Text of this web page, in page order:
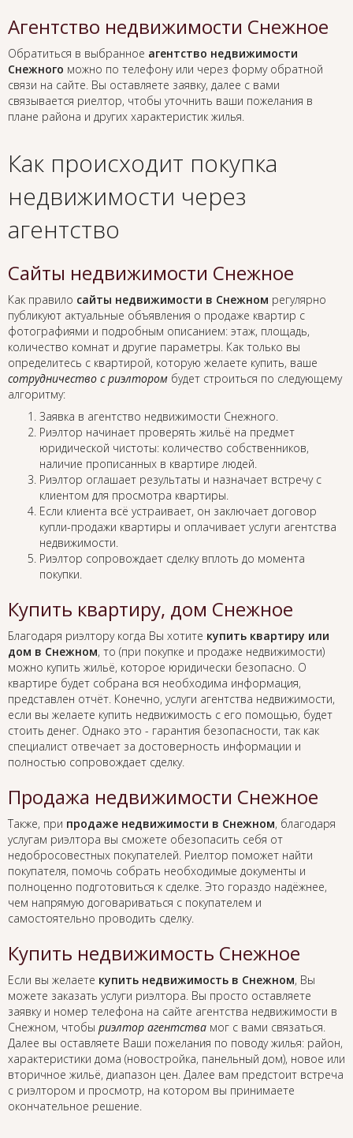
Агентство недвижимости Снежное
Обратиться в выбранное агентство недвижимости
Снежного можно по телефону или через форму обратной
связи на сайте. Вы оставляете заявку, далее с вами
связывается риелтор, чтобы уточнить ваши пожелания в
плане района и других характеристик жилья.
Как происходит покупка
недвижимости через
агентство
Сайты недвижимости Снежное
Как правило сайты недвижимости в Снежном регулярно
публикуют актуальные объявления о продаже квартир с
фотографиями и подробным описанием: этаж, площадь,
количество комнат и другие параметры. Как только вы
определитесь с квартирой, которую желаете купить, ваше
сотрудничество с риэлтором будет строиться по следующему
алгоритму:
Заявка в агентство недвижимости Снежного.
Риэлтор начинает проверять жильё на предмет
юридической чистоты: количество собственников,
наличие прописанных в квартире людей.
Риэлтор оглашает результаты и назначает встречу с
клиентом для просмотра квартиры.
Если клиента всё устраивает, он заключает договор
купли-продажи квартиры и оплачивает услуги агентства
недвижимости.
Риэлтор сопровождает сделку вплоть до момента
покупки.
Купить квартиру, дом Снежное
Благодаря риэлтору когда Вы хотите купить квартиру или
дом в Снежном, то (при покупке и продаже недвижимости)
можно купить жильё, которое юридически безопасно. О
квартире будет собрана вся необходима информация,
представлен отчёт. Конечно, услуги агентства недвижимости,
если вы желаете купить недвижимость с его помощью, будет
стоить денег. Однако это - гарантия безопасности, так как
специалист отвечает за достоверность информации и
полностью сопровождает сделку.
Продажа недвижимости Снежное
Также, при продаже недвижимости в Снежном, благодаря
услугам риэлтора вы сможете обезопасить себя от
недобросовестных покупателей. Риелтор поможет найти
покупателя, помочь собрать необходимые документы и
полноценно подготовиться к сделке. Это гораздо надёжнее,
чем напрямую договариваться с покупателем и
самостоятельно проводить сделку.
Купить недвижимость Снежное
Если вы желаете купить недвижимость в Снежном, Вы
можете заказать услуги риэлтора. Вы просто оставляете
заявку и номер телефона на сайте агентства недвижимости в
Снежном, чтобы риэлтор агентства мог с вами связаться.
Далее вы оставляете Ваши пожелания по поводу жилья: район,
характеристики дома (новостройка, панельный дом), новое или
вторичное жильё, диапазон цен. Далее вам предстоит встреча
с риэлтором и просмотр, на котором вы принимаете
окончательное решение.